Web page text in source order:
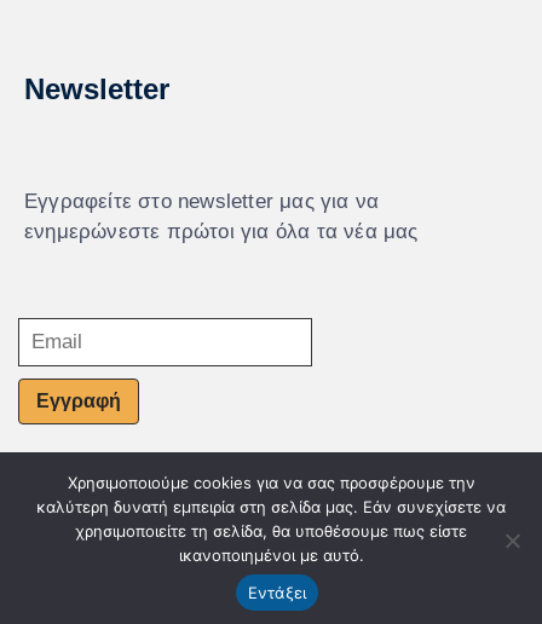
Newsletter
Εγγραφείτε στο newsletter μας για να
ενημερώνεστε πρώτοι για όλα τα νέα μας
Εγγραφή
© Powered by Knowledge AE
Χρησιμοποιούμε cookies για να σας προσφέρουμε την
καλύτερη δυνατή εμπειρία στη σελίδα μας. Εάν συνεχίσετε να
χρησιμοποιείτε τη σελίδα, θα υποθέσουμε πως είστε
ικανοποιημένοι με αυτό.
Εντάξει